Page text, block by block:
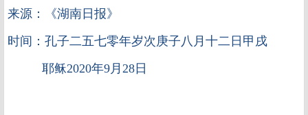
来源：《湖南日报》
时间：孔子二五七零年岁次庚子八月十二日甲戌
耶稣2020年9月28日